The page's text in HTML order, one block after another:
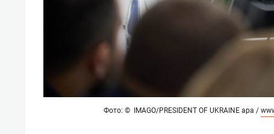
Фото: © IMAGO/PRESIDENT OF UKRAINE apa /